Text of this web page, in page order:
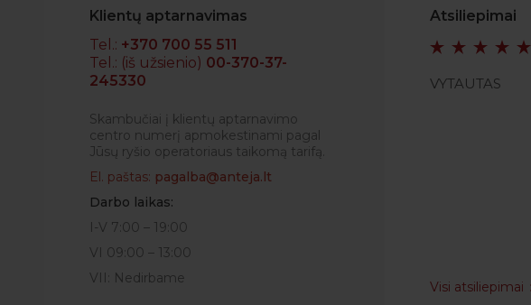
Klientų aptarnavimas
Tel.: +370 700 55 511
Tel.: (iš užsienio) 00-370-37-
245330
Skambučiai į klientų aptarnavimo
centro numerį apmokestinami pagal
Jūsų ryšio operatoriaus taikomą tarifą.
El. paštas: pagalba@anteja.lt
Darbo laikas:
I-V 7:00 – 19:00
VI 09:00 – 13:00
VII: Nedirbame
Atsiliepimai
IGLĖ VYTAUTAS
Visi atsiliepimai